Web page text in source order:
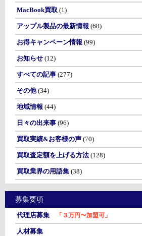
MacBook買取 (1)
アップル製品の最新情報 (68)
お得キャンペーン情報 (99)
お知らせ(12)
すべての記事(277)
その他(34)
地域情報 (44)
日々の出来事(96)
買取実績&お客様の声(70)
買取査定額を上げる方法(128)
買取業界の用語集(38)
募集要項
代理店募集 「３万円〜加盟可」
人材募集